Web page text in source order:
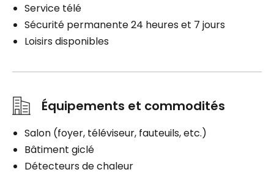
Service télé
Sécurité permanente 24 heures et 7 jours
Loisirs disponibles
Équipements et commodités
Salon (foyer, téléviseur, fauteuils, etc.)
Bâtiment giclé
Détecteurs de chaleur